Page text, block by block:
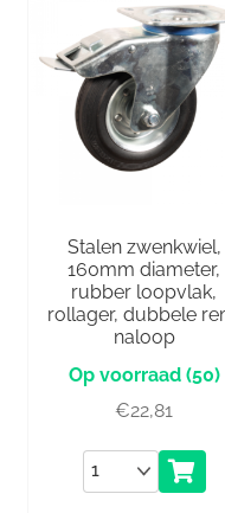
Stalen zwenkwiel,
160mm diameter,
rubber loopvlak,
rollager, dubbele
naloop
(50)
€22,81
Aantal